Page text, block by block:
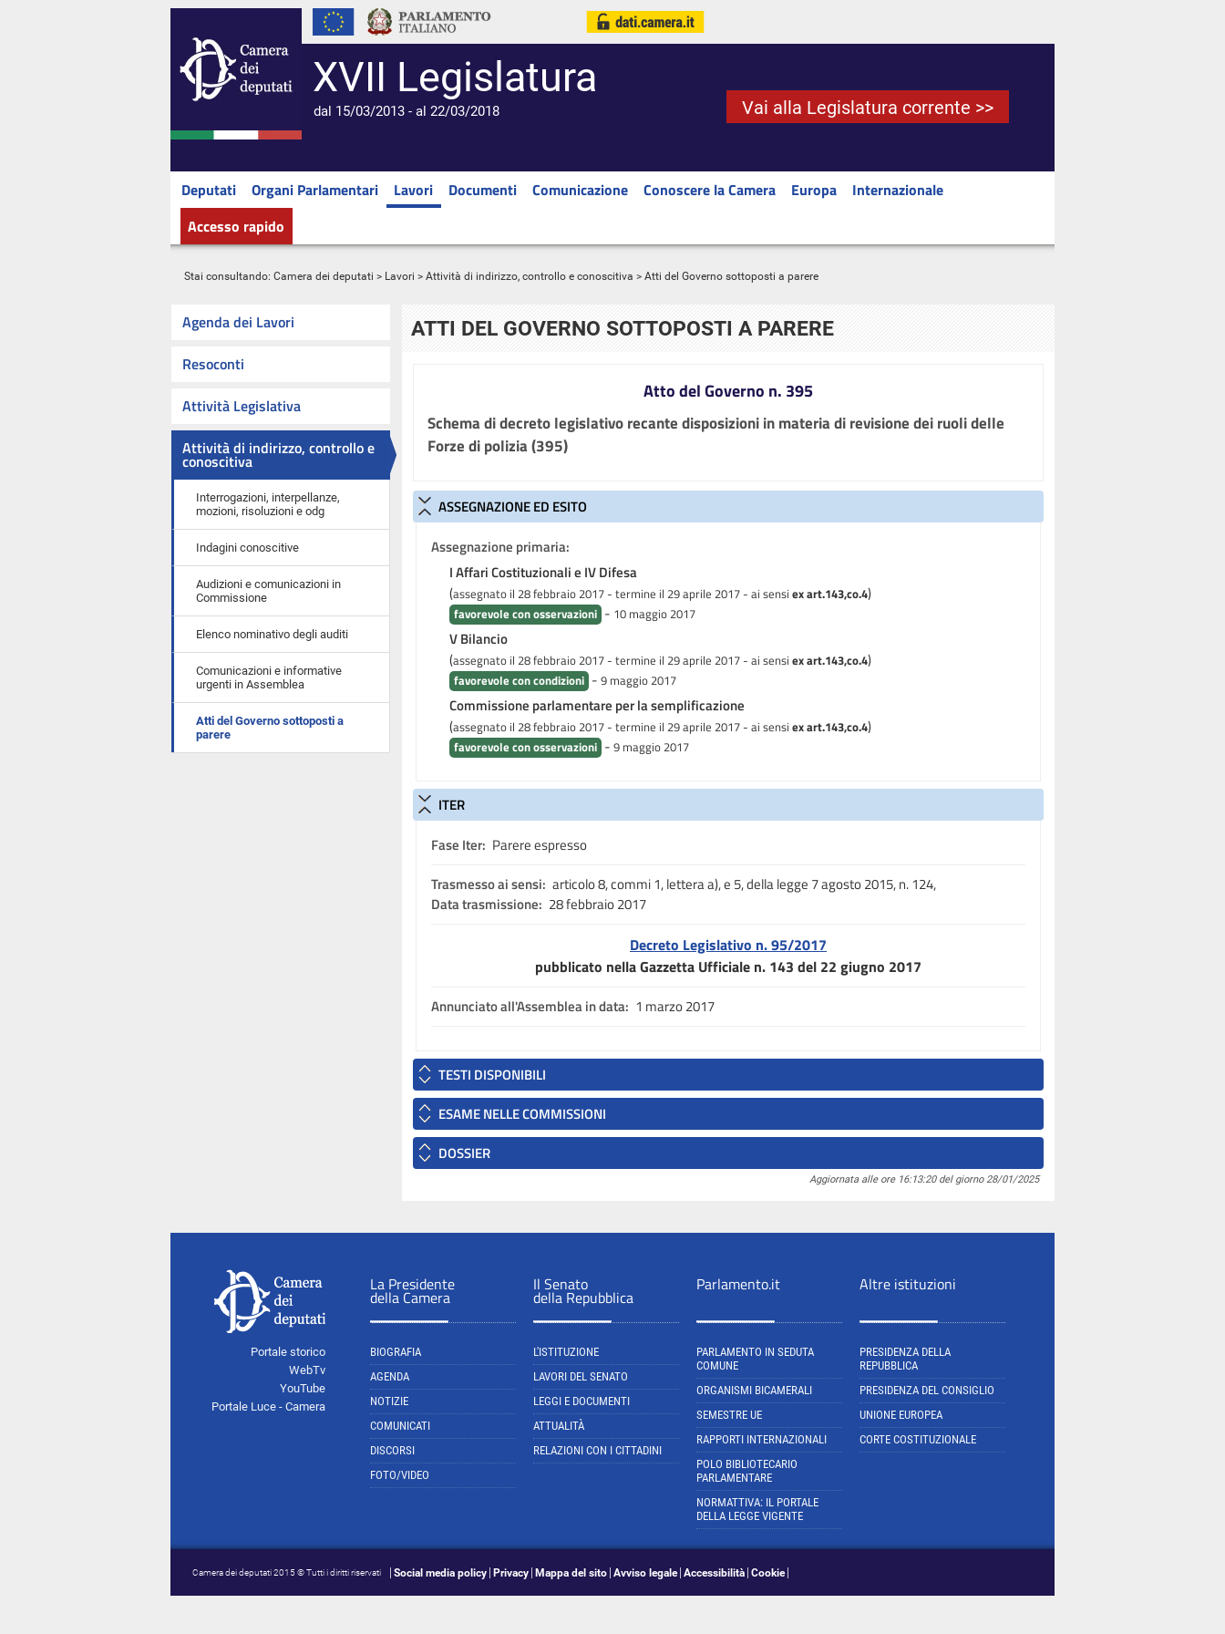
XVII Legislatura
dal 15/03/2013 - al 22/03/2018 Vai alla Legislatura corrente >>
Deputati Organi Parlamentari Lavori Documenti Comunicazione Conoscere la Camera Europa
Internazionale
Accesso rapido
Stai consultando: Camera dei deputati > Lavori > Attività di indirizzo, controllo e conoscitiva > Atti del Governo sottoposti a parere
Agenda dei Lavori
Resoconti
Attività Legislativa
Attività di indirizzo, controllo e
conoscitiva
Interrogazioni, interpellanze,
mozioni, risoluzioni e odg
Indagini conoscitive
Audizioni e comunicazioni in
Commissione
Elenco nominativo degli auditi
Comunicazioni e informative
urgenti in Assemblea
Atti del Governo sottoposti a
parere
ATTI DEL GOVERNO SOTTOPOSTI A PARERE
Atto del Governo n. 395
Schema di decreto legislativo recante disposizioni in materia di revisione dei ruoli delle
Forze di polizia (395)
ASSEGNAZIONE ED ESITO
Assegnazione primaria:
I Affari Costituzionali e IV Difesa
(assegnato il 28 febbraio 2017 - termine il 29 aprile 2017 - ai sensi ex art.143,co.4)
favorevole con osservazioni - 10 maggio 2017
V Bilancio
(assegnato il 28 febbraio 2017 - termine il 29 aprile 2017 - ai sensi ex art.143,co.4)
favorevole con condizioni - 9 maggio 2017
Commissione parlamentare per la semplificazione
(assegnato il 28 febbraio 2017 - termine il 29 aprile 2017 - ai sensi ex art.143,co.4)
favorevole con osservazioni - 9 maggio 2017
ITER
Fase Iter: Parere espresso
Trasmesso ai sensi: articolo 8, commi 1, lettera a), e 5, della legge 7 agosto 2015, n. 124,
Data trasmissione: 28 febbraio 2017
Decreto Legislativo n. 95/2017
pubblicato nella Gazzetta Ufficiale n. 143 del 22 giugno 2017
Annunciato all'Assemblea in data: 1 marzo 2017
TESTI DISPONIBILI
ESAME NELLE COMMISSIONI
DOSSIER
Aggiornata alle ore 16:13:20 del giorno 28/01/2025
Portale storico
WebTv
YouTube
Portale Luce - Camera
La Presidente
della Camera
BIOGRAFIA
AGENDA
NOTIZIE
COMUNICATI
DISCORSI
FOTO/VIDEO
Il Senato
della Repubblica
L'ISTITUZIONE
LAVORI DEL SENATO
LEGGI E DOCUMENTI
ATTUALITÀ
RELAZIONI CON I CITTADINI
Parlamento.it
PARLAMENTO IN SEDUTA
COMUNE
ORGANISMI BICAMERALI
SEMESTRE UE
RAPPORTI INTERNAZIONALI
POLO BIBLIOTECARIO
PARLAMENTARE
NORMATTIVA: IL PORTALE
DELLA LEGGE VIGENTE
Altre istituzioni
PRESIDENZA DELLA
REPUBBLICA
PRESIDENZA DEL CONSIGLIO
UNIONE EUROPEA
CORTE COSTITUZIONALE
Camera dei deputati 2015 © Tutti i diritti riservati Social media policy Privacy Mappa del sito Avviso legale Accessibilità Cookie